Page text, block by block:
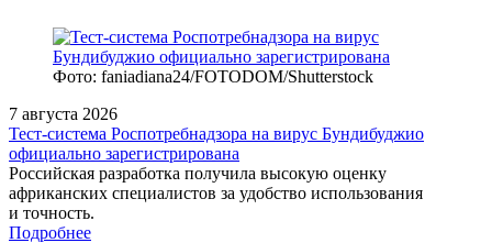
Фото: faniadiana24/FOTODOM/Shutterstock
7 августа 2026
Тест‑система Роспотребнадзора на вирус Бундибуджио
официально зарегистрирована
Российская разработка получила высокую оценку
африканских специалистов за удобство использования
и точность.
Подробнее